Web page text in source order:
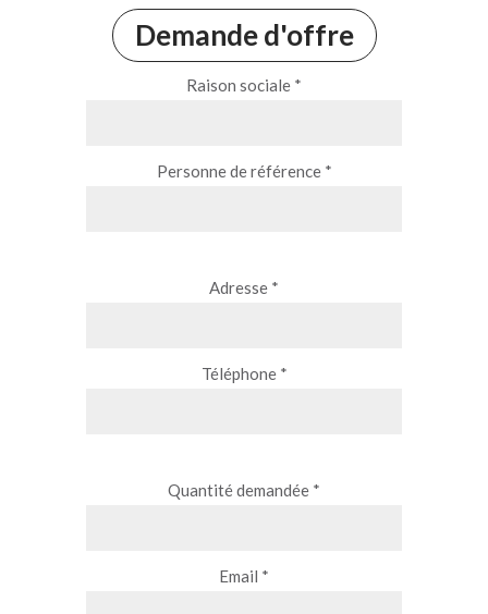
Demande d'offre
Raison sociale *
Personne de référence *
Adresse *
Téléphone *
Quantité demandée *
Email *